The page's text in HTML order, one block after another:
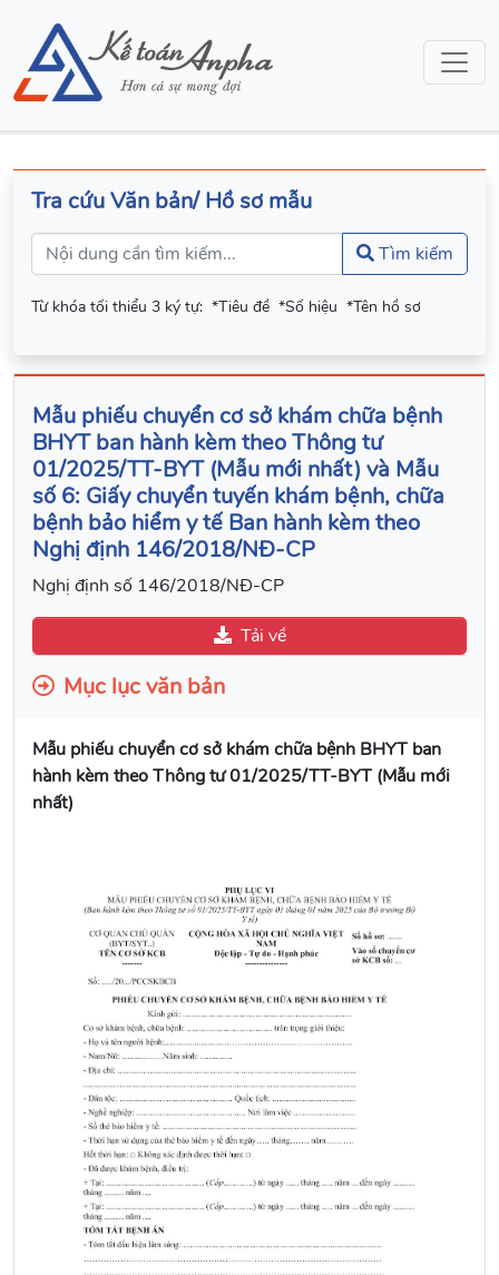
Tra cứu Văn bản/ Hồ sơ mẫu
Tìm kiếm
Từ khóa tối thiểu 3 ký tự: *Tiêu đề *Số hiệu *Tên hồ sơ
Mẫu phiếu chuyển cơ sở khám chữa bệnh
BHYT ban hành kèm theo Thông tư
01/2025/TT-BYT (Mẫu mới nhất) và Mẫu
số 6: Giấy chuyển tuyến khám bệnh, chữa
bệnh bảo hiểm y tế Ban hành kèm theo
Nghị định 146/2018/NĐ-CP
Nghị định số 146/2018/NĐ-CP
Tải về
Mục lục văn bản
Mẫu phiếu chuyển cơ sở khám chữa bệnh BHYT ban
hành kèm theo Thông tư 01/2025/TT-BYT (Mẫu mới
nhất)